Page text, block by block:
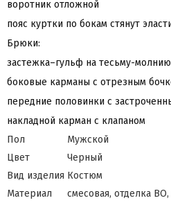
воротник отложной
пояс куртки по бокам стянут
Брюки:
застежка–гульф на тесьму-молнию
боковые карманы с отрезным
передние половинки с
накладной карман с клапаном
Пол
Мужской
Цвет
Черный
Вид изделия Костюм
Материал
смесовая, отделка